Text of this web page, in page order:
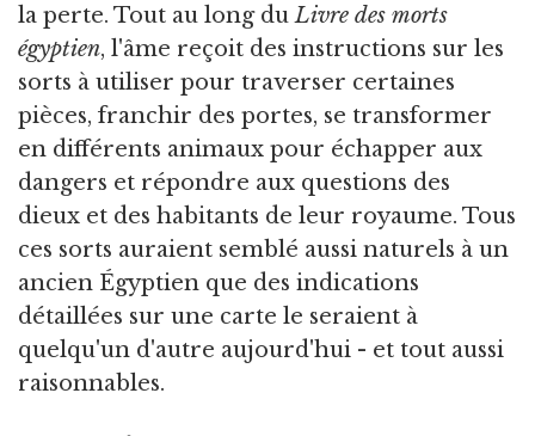
la perte. Tout au long duLivre des morts
égyptien, l'âme reçoit des instructions sur les
sorts à utiliser pour traverser certaines
pièces, franchir des portes, se transformer
en différents animaux pour échapper aux
dangers et répondre aux questions des
dieux et des habitants de leur royaume. Tous
ces sorts auraient semblé aussi naturels à un
ancien Égyptien que des indications
détaillées sur une carte le seraient à
quelqu'un d'autre aujourd'hui - et tout aussi
raisonnables.